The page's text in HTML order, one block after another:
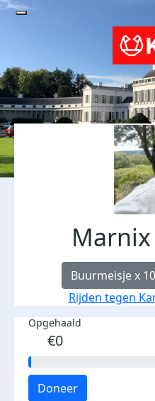
Buurmeisje x
Rijden tegen
Opgehaald
€0
Doneer